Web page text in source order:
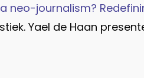
neo-journalism?
Yael de Haan